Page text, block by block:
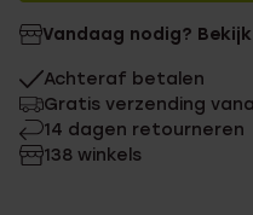
Vandaag nodig?
Achteraf betalen
Gratis verzending
14 dagen retourneren
138 winkels